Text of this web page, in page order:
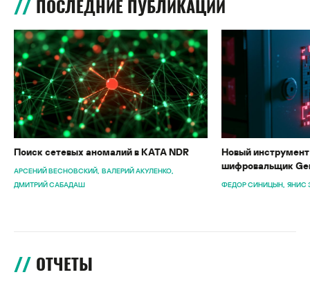
ПОСЛЕДНИЕ ПУБЛИКАЦИИ
Поиск сетевых аномалий в KATA NDR
АРСЕНИЙ ВЕСНОВСКИЙ ВАЛЕРИЙ АКУЛЕНКО
ДМИТРИЙ САБАДАШ
Новый
шифровальщик
ФЕДОР СИНИЦЫН ЯНИС
ОТЧЕТЫ